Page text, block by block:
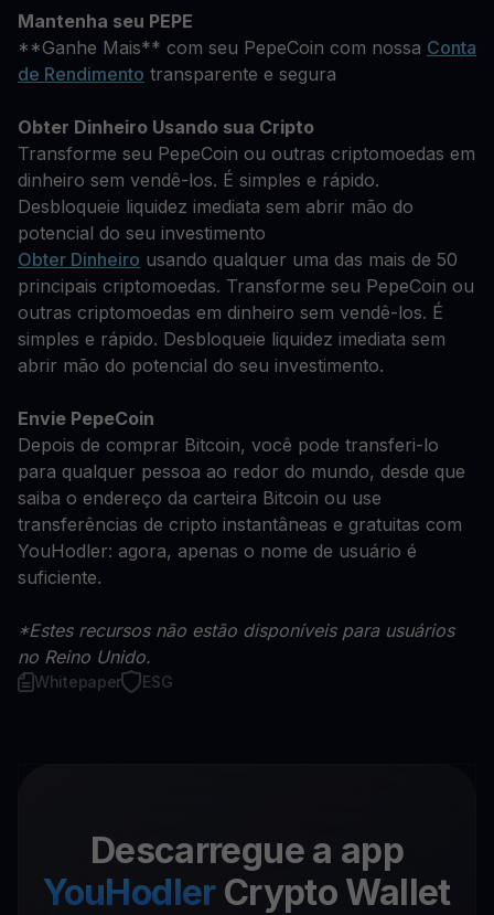
Mantenha seu PEPE
**Ganhe Mais** com seu PepeCoin com nossa Conta
de Rendimento transparente e segura
Obter Dinheiro Usando sua Cripto
Transforme seu PepeCoin ou outras criptomoedas em
dinheiro sem vendê-los. É simples e rápido.
Desbloqueie liquidez imediata sem abrir mão do
potencial do seu investimento
Obter Dinheiro usando qualquer uma das mais de 50
principais criptomoedas. Transforme seu PepeCoin ou
outras criptomoedas em dinheiro sem vendê-los. É
simples e rápido. Desbloqueie liquidez imediata sem
abrir mão do potencial do seu investimento.
Envie PepeCoin
Depois de comprar Bitcoin, você pode transferi-lo
para qualquer pessoa ao redor do mundo, desde que
saiba o endereço da carteira Bitcoin ou use
transferências de cripto instantâneas e gratuitas com
YouHodler: agora, apenas o nome de usuário é
suficiente.
*Estes recursos não estão disponíveis para usuários
no Reino Unido.
Whitepaper ESG
Descarregue a app
YouHodler Crypto Wallet